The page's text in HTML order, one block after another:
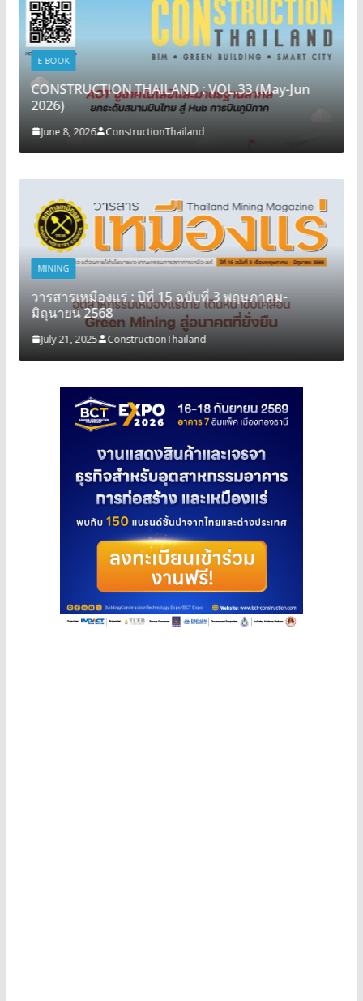
E-BOOK
CONSTRUCTION THAILAND : VOL.33 (May-Jun
2026)
June 8, 2026 ConstructionThailand
MINING
วารสารเหมืองแร่ : ปีที่ 15 ฉบับที่ 3 พฤษภาคม-
มิถุนายน 2568
July 21, 2025 ConstructionThailand